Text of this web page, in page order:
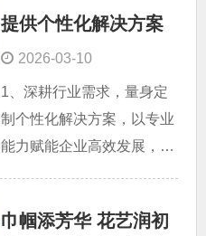
提供个性化解决方案
2026-03-10
1、深耕行业需求，量身定
制个性化解决方案，以专业
能力赋能企业高效发展，为
服务，为您提供专属个性化
巾帼添芳华 花艺润初